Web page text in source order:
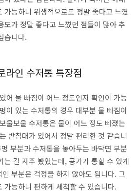
가능하니 위생적으로도 정말 좋다고 느꼈
도가 정말 좋다고 느꼈던 점들이 많아 추
습니다.
라인 수저통 특장점
어 물 빠짐이 어느 정도인지 확인이 가능
이 있는 수저통의 경우 대부분 물 빠짐이
울보울 수저통은 물이 어느 정도 빠졌는
받침대가 있어서 정말 편리한 것 같습니
부분과 수저통을 놓아두는 바닥면 부분
는 걸 자주 봤었는데, 공기가 통할 수 있게
부분은 걱정을 하지 않아도 됩니다. 그
가능하니 편하게 세척할 수 있습니다.